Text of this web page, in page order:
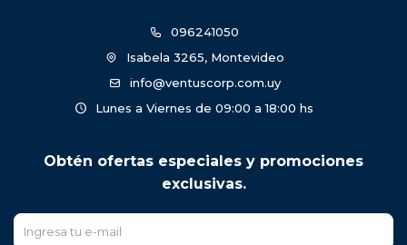
096241050
Isabela 3265, Montevideo
info@ventuscorp.com.uy
Lunes a Viernes de 09:00 a 18:00 hs
Obtén ofertas especiales y promociones
exclusivas.